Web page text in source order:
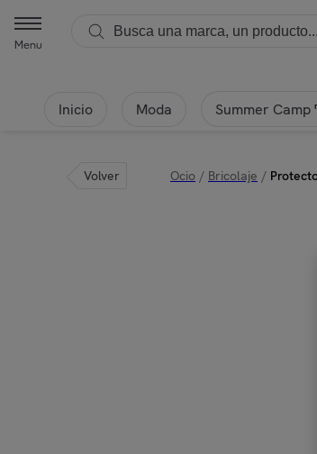
Menu
Inicio Moda Summer Camp
Volver Ocio / Bricolaje /